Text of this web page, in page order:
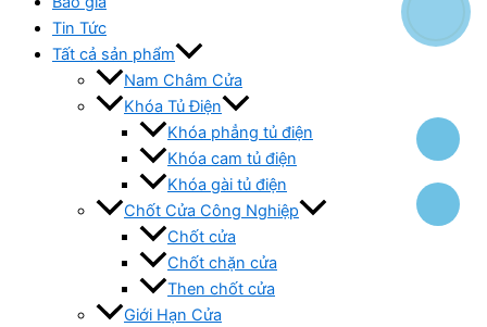
Tin Tức
Tất cả sản phẩm
Nam Châm Cửa
Khóa Tủ Điện
Khóa phẳng tủ điện
Khóa cam tủ điện
Khóa gài tủ điện
Chốt Cửa Công Nghiệp
Chốt cửa
Chốt chặn cửa
Then chốt cửa
Giới Hạn Cửa